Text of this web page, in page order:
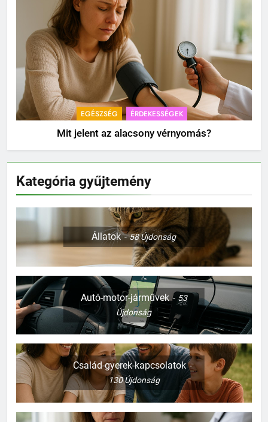
EGÉSZSÉG ÉRDEKESSÉGEK
Mit jelent az alacsony vérnyomás?
Kategória gyűjtemény
Állatok 58Újdonság
Autó-motor-járművek
53
Újdonság
Család-gyerek-kapcsolatok
130Újdonság